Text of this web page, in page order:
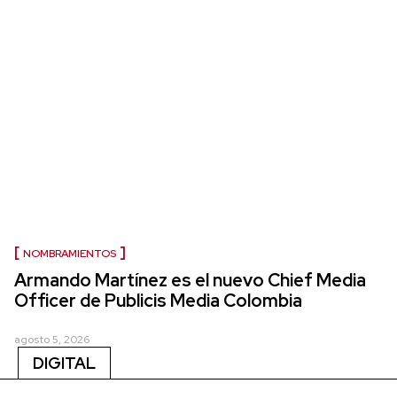
NOMBRAMIENTOS
Armando Martínez es el nuevo Chief Media
Officer de Publicis Media Colombia
agosto 5, 2026
DIGITAL